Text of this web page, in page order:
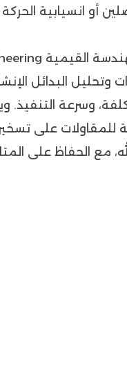
أو انسيابية
البدائل
وسرعة
للمقاولات على
مع الحفاظ على